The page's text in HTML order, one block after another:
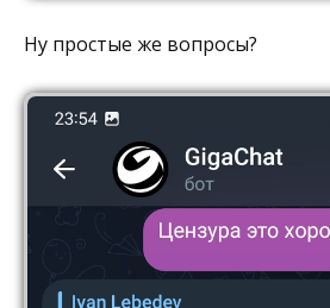
Ну простые же вопросы?